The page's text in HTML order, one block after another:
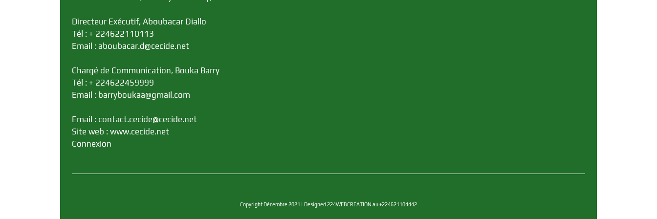
Directeur Exécutif, Aboubacar Diallo
Tél : + 224622110113
Email : aboubacar.d@cecide.net
Chargé de Communication, Bouka Barry
Tél : + 224622459999
Email : barryboukaa@gmail.com
Email : contact.cecide@cecide.net
Site web : www.cecide.net
Connexion
Copyright Décembre 2021 | Designed 224WEBCREATION au +224621104442